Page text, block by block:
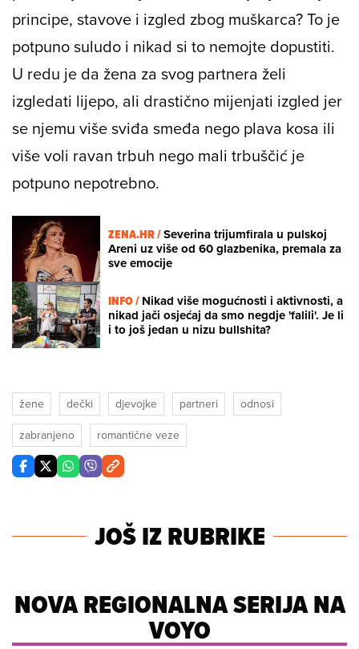
principe, stavove i izgled zbog muškarca? To je
potpuno suludo i nikad si to nemojte dopustiti.
U redu je da žena za svog partnera želi
izgledati lijepo, ali drastično mijenjati izgled jer
se njemu više sviđa smeđa nego plava kosa ili
više voli ravan trbuh nego mali trbuščić je
potpuno nepotrebno.
ZENA.HR /Severina trijumfirala u pulskoj
Areni uz više od 60 glazbenika, premala za
sve emocije
INFO /Nikad više mogućnosti i aktivnosti, a
nikad jači osjećaj da smo negdje 'falili'. Je li
i to još jedan u nizu bullshita?
žene dečki djevojke partneri
odnosi
zabranjeno
romantične veze
JOŠ IZ RUBRIKE
NOVA REGIONALNA SERIJA NA
VOYO